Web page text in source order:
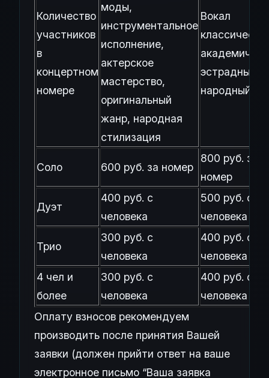
Количество
участников
в
концертном
номере
моды,
инструментальное
исполнение,
актерское
мастерство,
оригинальный
жанр, народная
стилизация
Вокал
эстрадный,
народный
Соло 600 руб. за номер
800 руб. за
номер
Дуэт
400 руб. с
человека
500 руб. с
человека
Трио
300 руб. с
человека
400 руб. с
человека
4 чел и
более
300 руб. с
человека
400 руб. с
человека
Оплату взносов рекомендуем
производить после принятия Вашей
заявки (должен прийти ответ на ваше
электронное письмо “Ваша заявка